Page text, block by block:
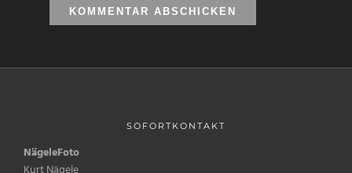
SOFORTKONTAKT
NägeleFoto